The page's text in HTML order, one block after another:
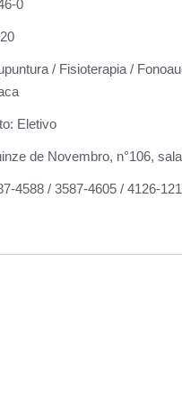
0
/ Fisioterapia /
Eletivo
de Novembro, n°106,
4588 / 3587-4605 / 4126-